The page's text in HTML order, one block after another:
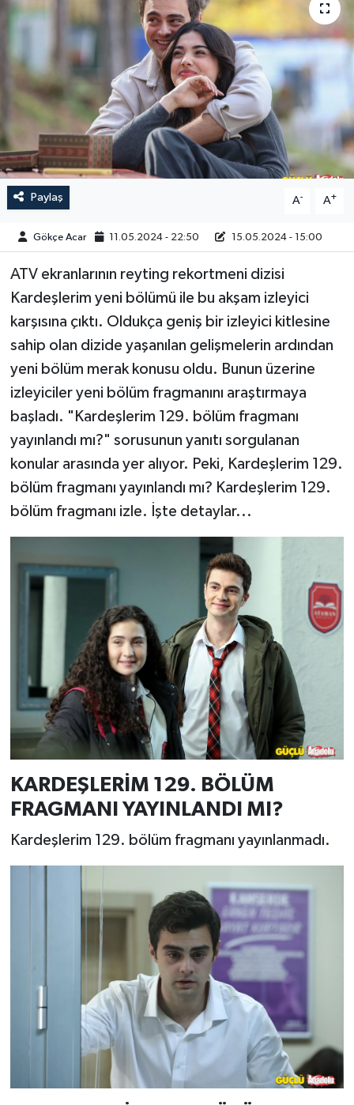
Paylaş A- A+
Gökçe Acar 11.05.2024 - 22:50 15.05.2024 - 15:00
ATV ekranlarının reyting rekortmeni dizisi
Kardeşlerim yeni bölümü ile bu akşam izleyici
karşısına çıktı. Oldukça geniş bir izleyici kitlesine
sahip olan dizide yaşanılan gelişmelerin ardından
yeni bölüm merak konusu oldu. Bunun üzerine
izleyiciler yeni bölüm fragmanını araştırmaya
başladı. "Kardeşlerim 129. bölüm fragmanı
yayınlandı mı?" sorusunun yanıtı sorgulanan
konular arasında yer alıyor. Peki, Kardeşlerim 129.
bölüm fragmanı yayınlandı mı? Kardeşlerim 129.
bölüm fragmanı izle. İşte detaylar...
KARDEŞLERİM 129. BÖLÜM
FRAGMANI YAYINLANDI MI?
Kardeşlerim 129. bölüm fragmanı yayınlanmadı.